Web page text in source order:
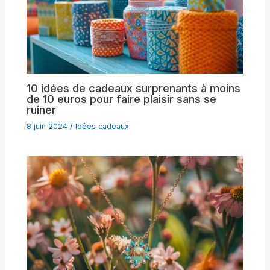
10 idées de cadeaux surprenants à moins
de 10 euros pour faire plaisir sans se
ruiner
8 juin 2024 /Idées cadeaux